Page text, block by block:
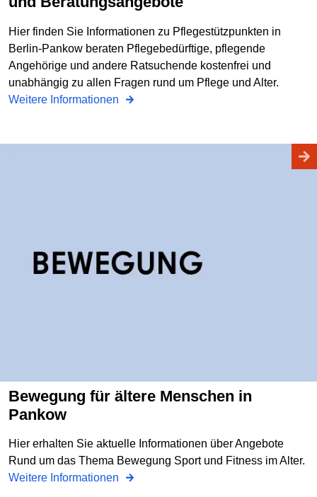
Hier finden Sie Informationen zu Pflegestützpunkten in
Berlin-Pankow beraten Pflegebedürftige, pflegende
Angehörige und andere Ratsuchende kostenfrei und
unabhängig zu allen Fragen rund um Pflege und Alter.
Weitere Informationen
Bewegung für ältere Menschen in
Pankow
Hier erhalten Sie aktuelle Informationen über Angebote
Rund um das Thema Bewegung Sport und Fitness im Alter.
Weitere Informationen